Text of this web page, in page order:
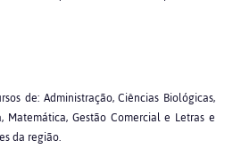
de: Administração, Ciências Biológicas,
Matemática, Gestão Comercial e Letras e
da região.